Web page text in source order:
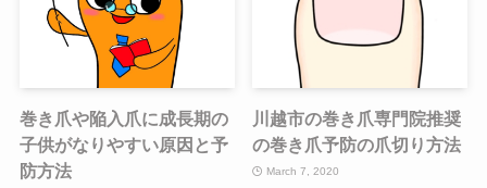
巻き爪や陥入爪に成長期の
子供がなりやすい原因と予
防方法
川越市の巻き爪専門院推奨
の巻き爪予防の爪切り方法
March 7, 2020